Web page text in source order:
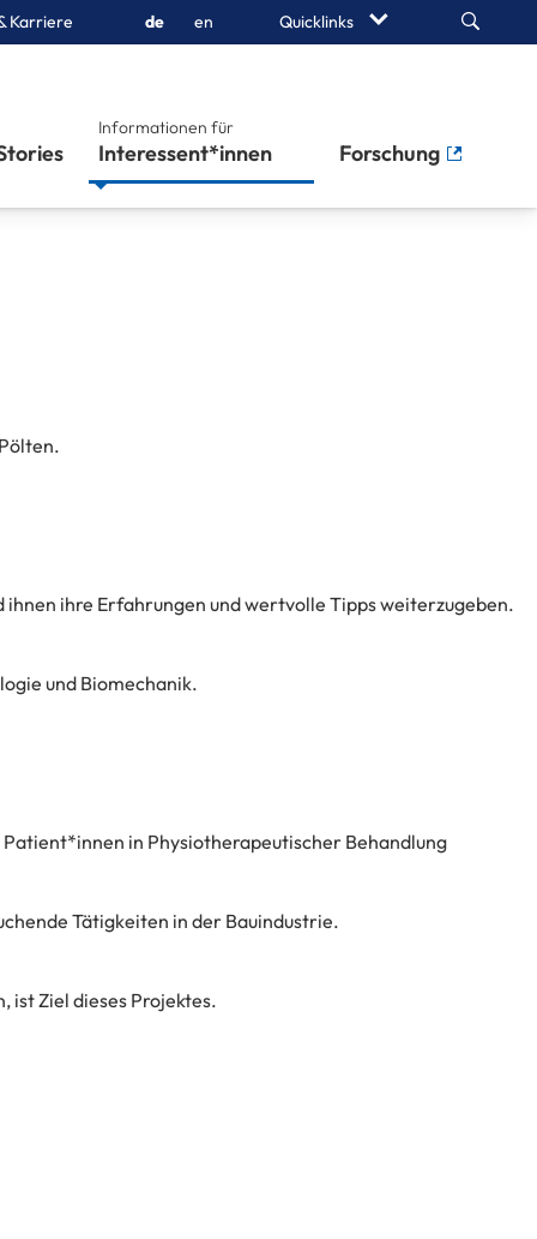
Karriere de en Quicklinks Search
Informationen für
Interessent*innen Forschung
ihre Erfahrungen und wertvolle Tipps weiterzugeben.
und Biomechanik.
in Physiotherapeutischer Behandlung
Tätigkeiten in der Bauindustrie.
ist Ziel dieses Projektes.